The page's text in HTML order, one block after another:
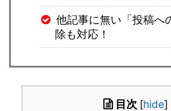
他記事に無い「投稿へ
除も対応！
目次 [hide]